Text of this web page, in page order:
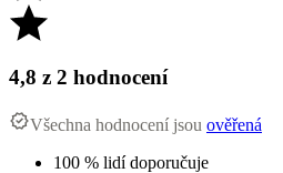
4,8 z 2 hodnocení
Všechna hodnocení jsou ověřená
100 % lidí doporučuje